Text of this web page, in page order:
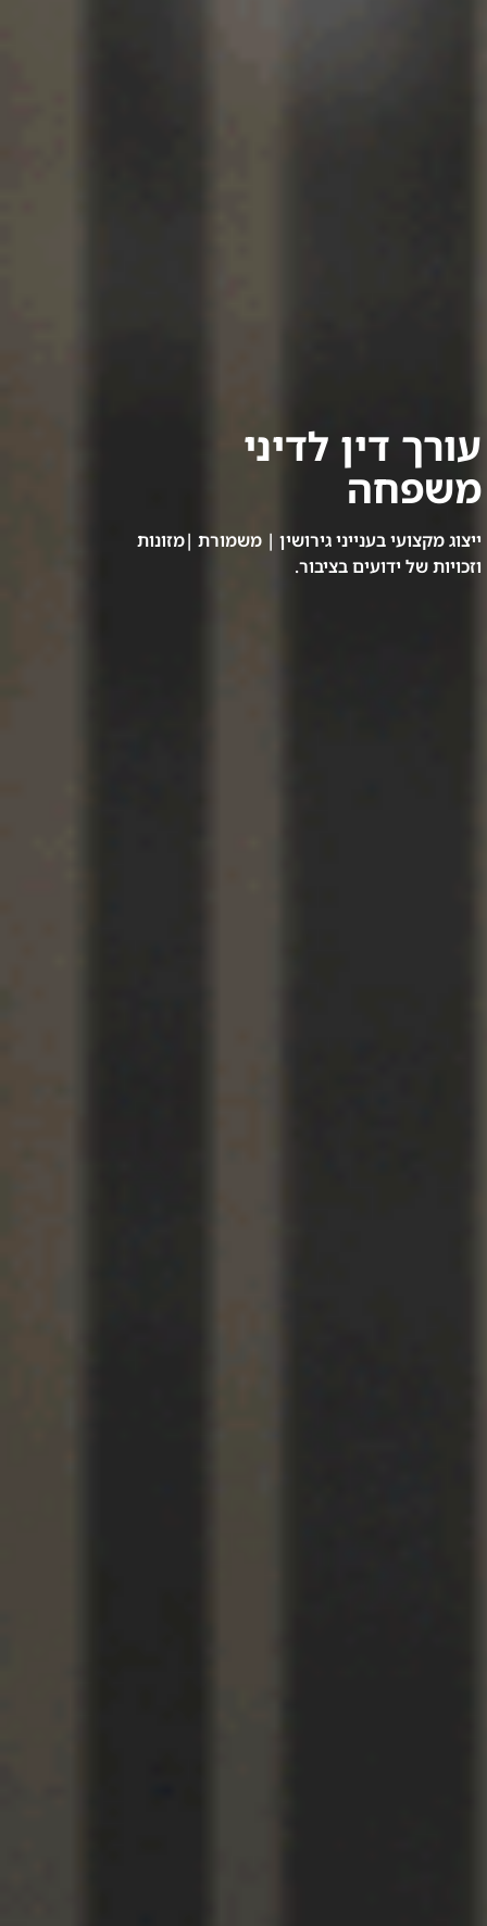
עורך דין לדיני
משפחה
ייצוג מקצועי בענייני גירושין | משמורת |מזונות
וזכויות של ידועים בציבור.